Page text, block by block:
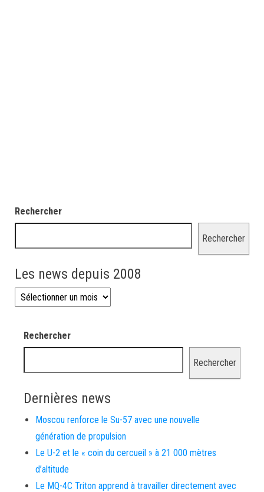
Rechercher
Rechercher
Les news depuis 2008
Les news depuis 2008
Rechercher
Rechercher
Dernières news
Moscou renforce le Su-57 avec une nouvelle
génération de propulsion
Le U-2 et le « coin du cercueil » à 21 000 mètres
d’altitude
Le MQ-4C Triton apprend à travailler directement avec